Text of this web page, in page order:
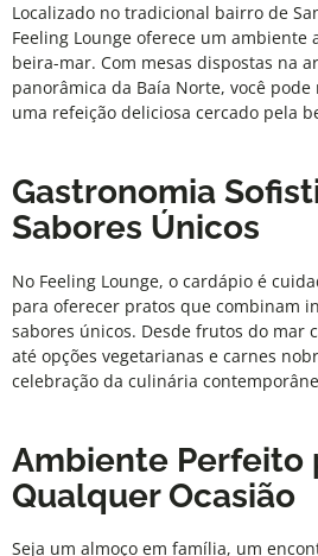
Localizado no tradicional bairro de
Feeling Lounge oferece um ambiente
beira-mar. Com mesas dispostas na
panorâmica da Baía Norte, você
uma refeição deliciosa cercado pela
Gastronomia
Sabores Únicos
No Feeling Lounge, o cardápio é
para oferecer pratos que combinam
sabores únicos. Desde frutos do mar
até opções vegetarianas e carnes
celebração da culinária
Ambiente Perfeito
Qualquer Ocasião
Seja um almoço em família, um